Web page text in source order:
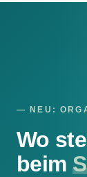
— NEU:
Wo
beim